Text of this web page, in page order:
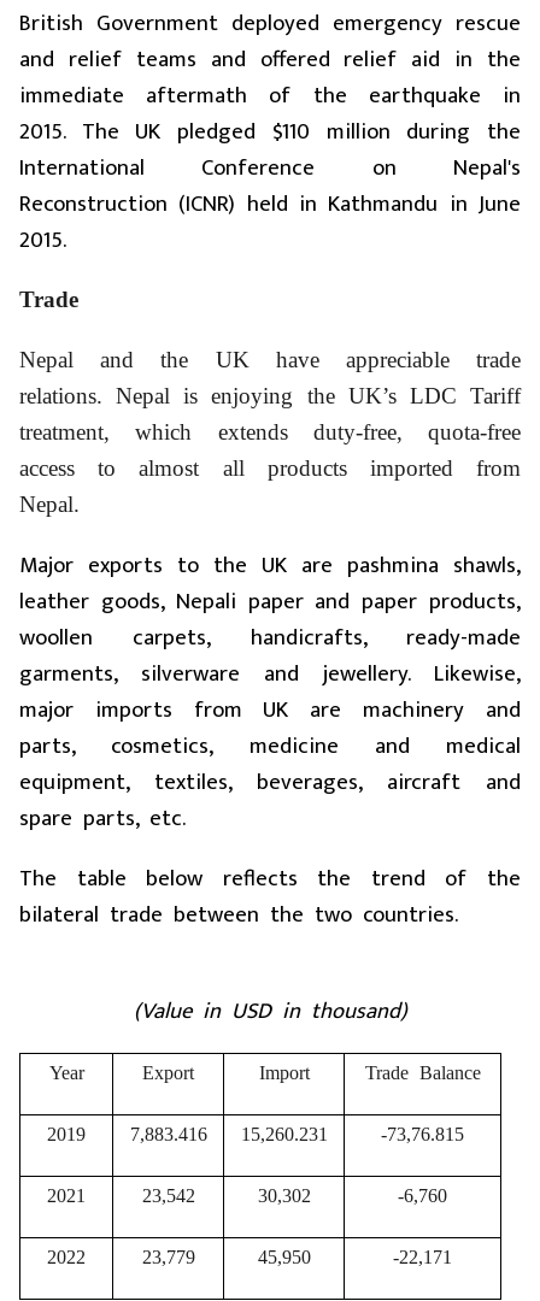
British Government deployed emergency rescue
and relief teams and offered relief aid in the
immediate aftermath of the earthquake in
2015. The UK pledged $110 million during the
International Conference on Nepal's
Reconstruction (ICNR) held in Kathmandu in June
2015.
Trade
Nepal and the UK have appreciable trade
relations. Nepal is enjoying the UK’s LDC Tariff
treatment, which extends duty-free, quota-free
access to almost all products imported from
Nepal.
Major exports to the UK are pashmina shawls,
leather goods, Nepali paper and paper products,
woollen carpets, handicrafts, ready-made
garments, silverware and jewellery. Likewise,
major imports from UK are machinery and
parts, cosmetics, medicine and medical
equipment, textiles, beverages, aircraft and
spare parts, etc.
The table below reflects the trend of the
bilateral trade between the two countries.
(Value in USD in thousand)
Year Export Import Trade Balance
2019 7,883.416 15,260.231 -73,76.815
2021 23,542 30,302 -6,760
2022 23,779 45,950 -22,171